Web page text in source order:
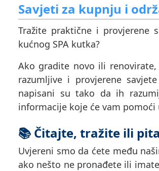
Savjeti za kupnju i
Tražite praktične i provjerene
kućnog SPA kutka?
Ako gradite novo ili
razumljive i provjerene
napisani su tako da ih
informacije koje će vam
📚 Čitajte, tražite ili
Uvjereni smo da ćete među
ako nešto ne pronađete ili